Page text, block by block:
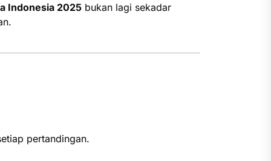
Indonesia 2025bukan lagi sekadar
pertandingan.